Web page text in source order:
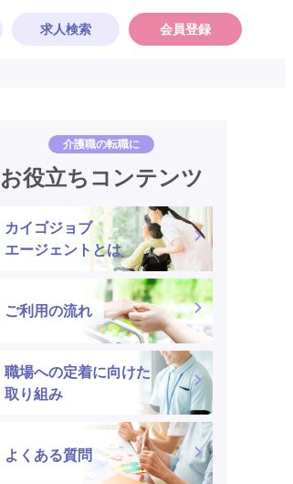
求人検索 会員登録
介護職の転職に
お役立ちコンテンツ
カイゴジョブ
エージェントとは
ご利用の流れ
職場への定着に向けた
取り組み
よくある質問